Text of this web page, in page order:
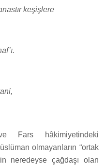
keşişlere
Fars hâkimiyetindeki
olmayanların “ortak
neredeyse çağdaşı olan